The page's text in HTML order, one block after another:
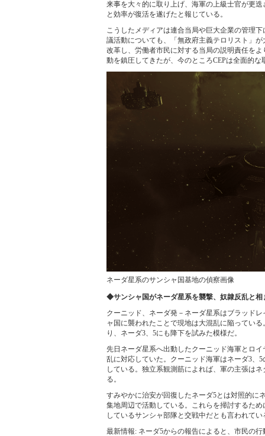
来事を大々的に取り上げ、海軍の上級士官が更
と効率が復活を遂げたと報じている。
こうしたメディアは連合当局や巨大企業の管理
議活動についても、「無政府主義テロリスト」
改革し、労働者市民に対する当局の説明責任を
動を鎮圧してきたが、今のところCEPは全面的
ネーダ星系のサンシャ国基地の偵察画像
◆サンシャ国がネーダ星系を襲撃、奴隷反乱と相
クーニッド、ネーダ発－ネーダ星系はブラッド
ャ国に襲われたことで現地は大混乱に陥ってい
り、ネーダ3、5にも降下を試みた模様だ。
先日ネーダ星系へ出動したクーニッド海軍とロ
乱に対応していた。クーニッド海軍はネーダ3、
している。独立系観測筋によれば、軍の主張は
る。
すみやかに治安が回復したネーダ5とは対照的に
集地周辺で活動している。これらを掃討するた
しているサンシャ部隊と交戦中だとも言われてい
最新情報: ネーダ5からの報告によると、市民の